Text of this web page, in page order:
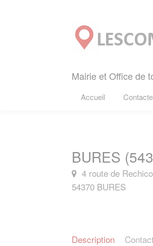
Mairie et Office de
Accueil
BURES
4 route de
54370 BURES
Description